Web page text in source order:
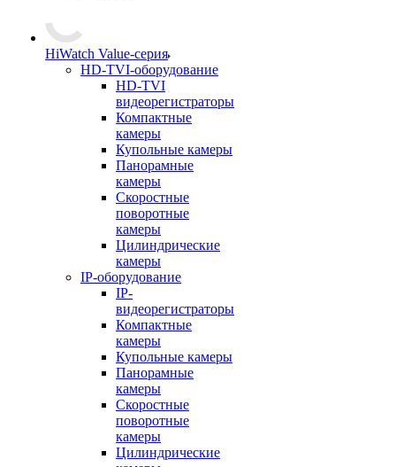
HiWatch Value-серия
HD-TVI-оборудование
HD-TVI
видеорегистраторы
Компактные
камеры
Купольные камеры
Панорамные
камеры
Скоростные
поворотные
камеры
Цилиндрические
камеры
IP-оборудование
IP-
видеорегистраторы
Компактные
камеры
Купольные камеры
Панорамные
камеры
Скоростные
поворотные
камеры
Цилиндрические